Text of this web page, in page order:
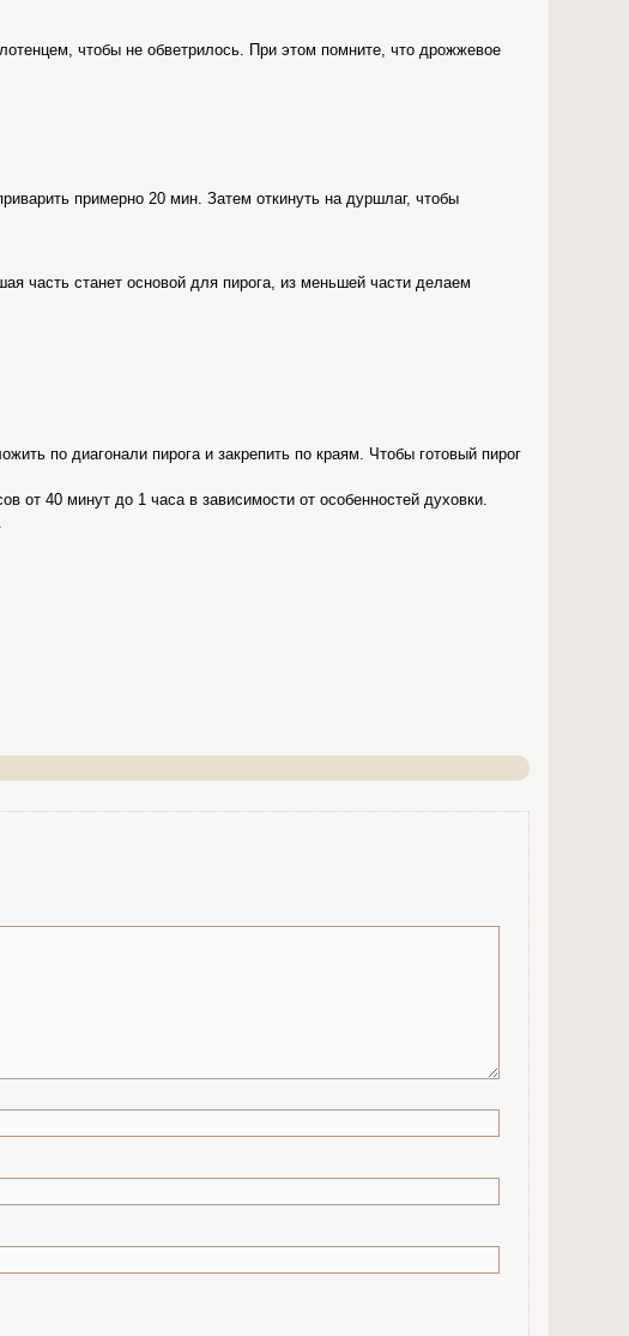
чтобы не обветрилось. При этом помните, что дрожжевое
примерно 20 мин. Затем откинуть на дуршлаг, чтобы
часть станет основой для пирога, из меньшей части делаем
по диагонали пирога и закрепить по краям. Чтобы готовый пирог
от 40 минут до 1 часа в зависимости от особенностей духовки.